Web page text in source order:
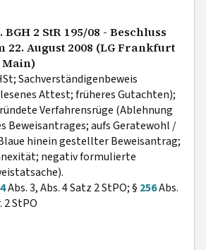
BGH 2 StR 195/08 - Beschluss
22. August 2008 (LG Frankfurt
Main)
Sachverständigenbeweis
Attest; früheres Gutachten);
Verfahrensrüge (Ablehnung
Beweisantrages; aufs Geratewohl /
hinein gestellter Beweisantrag;
negativ formulierte
Abs. 3, Abs. 4 Satz 2 StPO; § 256Abs.
2 StPO